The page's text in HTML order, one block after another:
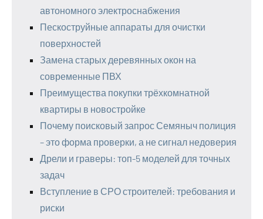
автономного электроснабжения
Пескоструйные аппараты для очистки
поверхностей
Замена старых деревянных окон на
современные ПВХ
Преимущества покупки трёхкомнатной
квартиры в новостройке
Почему поисковый запрос Семяныч полиция
– это форма проверки, а не сигнал недоверия
Дрели и граверы: топ-5 моделей для точных
задач
Вступление в СРО строителей: требования и
риски